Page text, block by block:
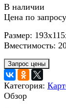
В наличии
Цена по запросу
Размер:
Вместимость:
Категория:
Обзор